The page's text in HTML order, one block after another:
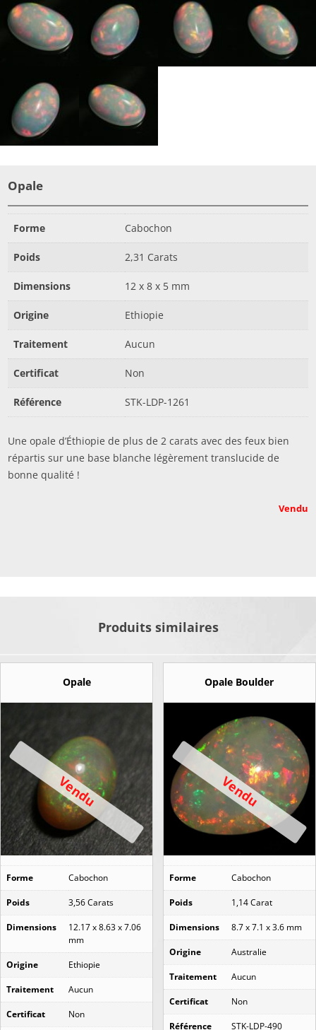
Opale
Forme Cabochon
Poids 2,31 Carats
Dimensions 12 x 8 x 5 mm
Origine Ethiopie
Traitement Aucun
Certificat Non
Référence STK-LDP-1261
Une opale d’Éthiopie de plus de 2 carats avec des feux bien
répartis sur une base blanche légèrement translucide de
bonne qualité !
Vendu
Produits similaires
Opale
Vendu
Forme Cabochon
Poids 3,56 Carats
Dimensions
12.17 x 8.63 x 7.06
mm
Origine Ethiopie
Traitement Aucun
Certificat Non
Opale Boulder
Vendu
Forme Cabochon
Poids 1,14 Carat
Dimensions 8.7 x 7.1 x 3.6 mm
Origine Australie
Traitement Aucun
Certificat Non
Référence STK-LDP-490